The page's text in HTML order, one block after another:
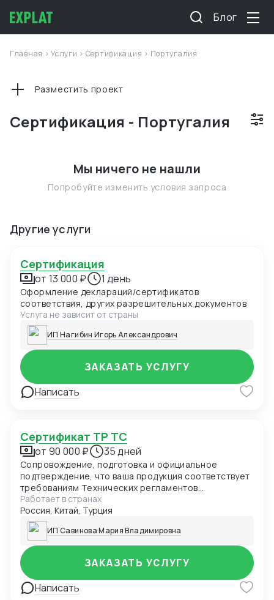
Блог
Главная >Услуги > Сертификация > Португалия
Сертификация - Португалия
Разместить проект
Мы ничего не нашли
Попробуйте изменить условия запроса
Другие услуги
Сертификация
от 13 000 ₽ 1 день
Оформление деклараций/сертификатов
соответствия, других разрешительных документов
Услуга не зависит от страны
ИП Нагибин Игорь Александрович
Написать
ЗАКАЗАТЬ УСЛУГУ
Сертификат ТР ТС
от 90 000 ₽ 35 дней
Сопровождение, подготовка и официальное
подтверждение, что ваша продукция соответствует
требованиям Технических регламентов
Таможенного союза (ЕАЭС). Обязателен для ввоза
и продажи товаров в России и странах ЕАЭС.
Работает в странах
Россия, Китай, Турция
ИП Савинова Мария Владимировна
Написать
ЗАКАЗАТЬ УСЛУГУ